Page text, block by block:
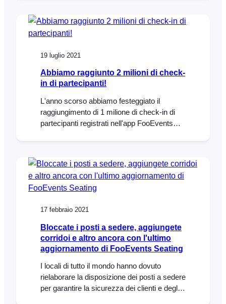
migliore di concludere l'anno se non quello
di festeggiare l'enorme
19 luglio 2021
Abbiamo raggiunto 2 milioni di check-
in di partecipanti!
L'anno scorso abbiamo festeggiato il
raggiungimento di 1 milione di check-in di
partecipanti registrati nell'app FooEvents
Meno di un anno dopo, i check-in sono
raddoppiati, portando il totale a 2 milioni di
check-in! Dire che siamo euforici è un
17 febbraio 2021
Bloccate i posti a sedere, aggiungete
corridoi e altro ancora con l'ultimo
aggiornamento di FooEvents Seating
I locali di tutto il mondo hanno dovuto
rielaborare la disposizione dei posti a sedere
per garantire la sicurezza dei clienti e degli